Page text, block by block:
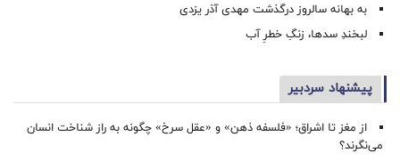
به بهانه سالروز درگذشت مهدی آذر یزدی
لبخندِ سدها، زنگِ خطرِ آب
پیشنهاد سردبیر
از مغز تا اشراق؛ «فلسفه ذهن» و «عقل سرخ» چگونه به راز شناخت انسان
می‌نگرند؟